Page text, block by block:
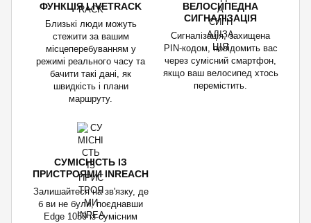
ФУНКЦІЯ LIVETRACK
Близькі люди можуть
стежити за вашим
місцеперебуванням у
режимі реального часу та
бачити такі дані, як
швидкість і плани
маршруту.
ВЕЛОСИПЕДНА
СИГНАЛІЗАЦІЯ
Сигналізація, захищена
PIN-кодом, повідомить вас
через сумісний смартфон,
якщо ваш велосипед хтось
перемістить.
СУМІСНІСТЬ ІЗ
ПРИСТРОЯМИ INREACH
Залишайтеся на зв'язку, де
б ви не були, поєднавши
Edge 1050 із сумісним